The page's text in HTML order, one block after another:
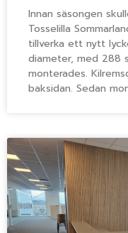
Innan säsongen
Tosselilla
tillverka ett nytt
diameter, med 288
monterades.
baksidan. Sedan